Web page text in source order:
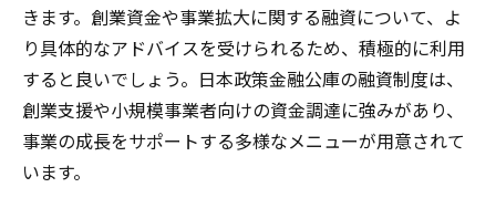
きます。創業資金や事業拡大に関する融資について、よ
り具体的なアドバイスを受けられるため、積極的に利用
すると良いでしょう。日本政策金融公庫の融資制度は、
創業支援や小規模事業者向けの資金調達に強みがあり、
事業の成長をサポートする多様なメニューが用意されて
います。